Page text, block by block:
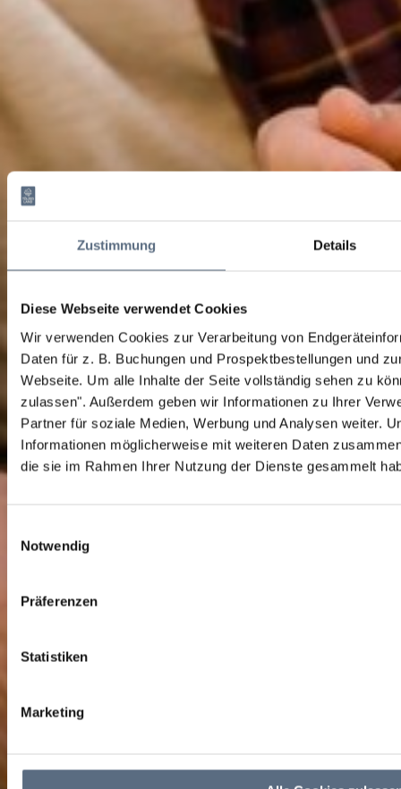
Zustimmung Details
Diese Webseite verwendet Cookies
Wir verwenden Cookies zur Verarbeitung von
Daten für z. B. Buchungen und Prospektbestellungen und
Webseite. Um alle Inhalte der Seite vollständig sehen zu
zulassen". Außerdem geben wir Informationen zu Ihrer
Partner für soziale Medien, Werbung und Analysen weiter.
Informationen möglicherweise mit weiteren Daten
die sie im Rahmen Ihrer Nutzung der Dienste gesammelt
Notwendig
Präferenzen
Statistiken
Marketing
Kräuterpädagogin